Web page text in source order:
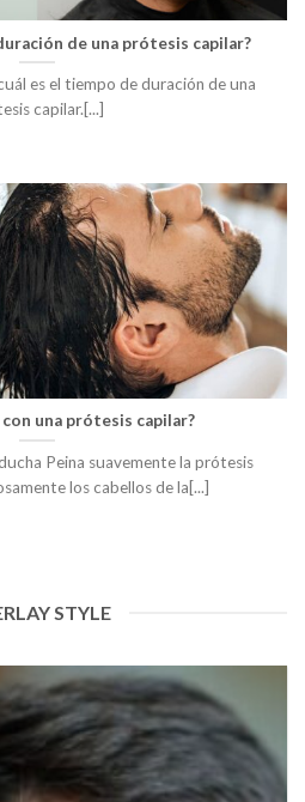
de una prótesis capilar?
es el tiempo de duración de una
capilar.[...]
con una prótesis capilar?
Peina suavemente la prótesis
los cabellos de la[...]
STYLE